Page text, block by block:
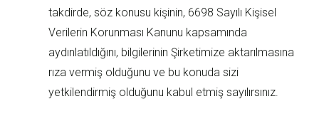
takdirde, söz konusu kişinin, 6698 Sayılı Kişisel
Verilerin Korunması Kanunu kapsamında
aydınlatıldığını, bilgilerinin Şirketimize aktarılmasına
rıza vermiş olduğunu ve bu konuda sizi
yetkilendirmiş olduğunu kabul etmiş sayılırsınız.